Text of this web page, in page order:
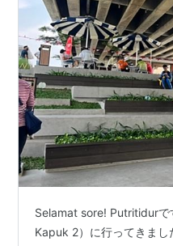
Selamat sore! Putritidur
Kapuk 2）に行ってきまし